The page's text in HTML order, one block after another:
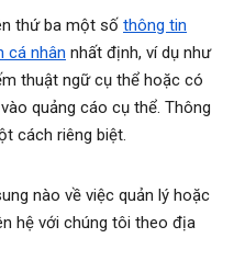
thứ ba một số thông tin
cá nhân nhất định, ví dụ như
thuật ngữ cụ thể hoặc có
quảng cáo cụ thể. Thông
cách riêng biệt.
nào về việc quản lý hoặc
hệ với chúng tôi theo địa